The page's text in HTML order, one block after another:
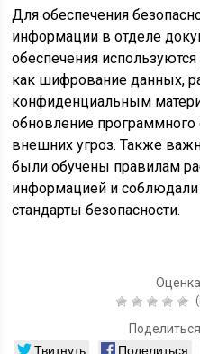
Для обеспечения
информации в отделе
обеспечения
как шифрование данных,
конфиденциальным
обновление
внешних угроз. Также
были обучены правилам
информацией и
стандарты безопасности.
Твитнуть Поделиться